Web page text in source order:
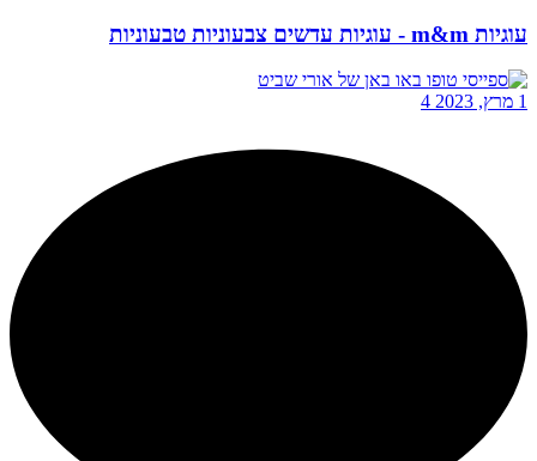
עוגיות m&m - עוגיות עדשים צבעוניות טבעוניות
1 מרץ, 2023 4